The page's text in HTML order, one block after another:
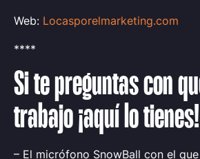
Web: Locasporelmarketing.com
****
Si te preguntas con
trabajo ¡aquí lo tienes!
– El micrófono SnowBall con el